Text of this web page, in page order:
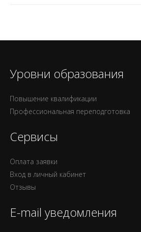
Уровни образования
Повышение квалификации
Профессиональная переподготовка
Сервисы
Оплата заявки
Вход в личный кабинет
Отзывы
E-mail уведомления